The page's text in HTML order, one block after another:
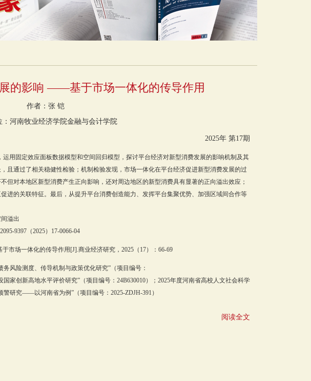
的影响 ——基于市场一体化的传导作用
作者：张 铠
：河南牧业经济学院金融与会计学院
2025年 第17期
运用固定效应面板数据模型和空间回归模型，探讨平台经济对新型消费发展的影响机制及其
且通过了相关稳健性检验；机制检验发现，市场一体化在平台经济促进新型消费发展的过
但对本地区新型消费产生正向影响，还对周边地区的新型消费具有显著的正向溢出效应；
进的关联特征。最后，从提升平台消费创造能力、发挥平台集聚优势、加强区域间合作等
溢出
（2025）17-0066-04
场一体化的传导作用[J].商业经济研究，2025（17）：66-69
风险测度、传导机制与政策优化研究”（项目编号：
家创新高地水平评价研究”（项目编号：24B630010）；2025年度河南省高校人文社会科学
研究——以河南省为例”（项目编号：2025-ZDJH-391）
阅读全文